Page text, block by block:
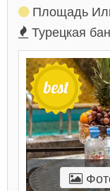
Площадь
Турецкая